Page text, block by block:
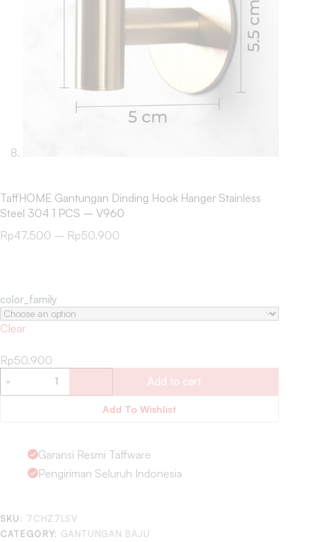
TaffHOME Gantungan Dinding Hook Hanger Stainless
Steel 304 1 PCS – V960
Rp47.500 – Rp50.900
color_family
Clear
Rp50.900
Add to cart
Add To Wishlist
Garansi Resmi Taffware
Pengiriman Seluruh Indonesia
SKU: 7CHZ7LSV
CATEGORY: GANTUNGAN BAJU